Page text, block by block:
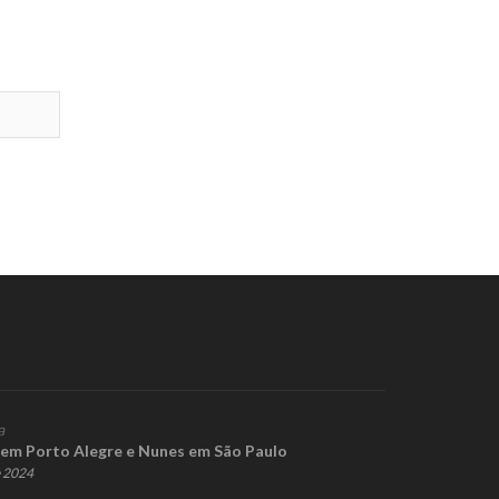
Porto Alegre e Nunes em São Paulo
2024